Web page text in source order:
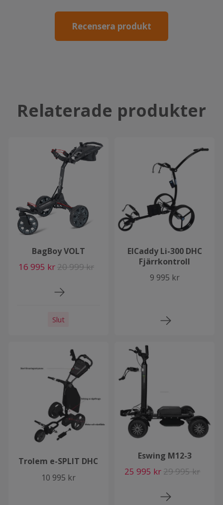
Recensera produkt
Relaterade produkter
BagBoy VOLT
16 995 kr20 999 kr
Slut
ElCaddy Li-300 DHC
Fjärrkontroll
9 995 kr
Trolem e-SPLIT DHC
10 995 kr
Eswing M12-3
25 995 kr 29 995 kr